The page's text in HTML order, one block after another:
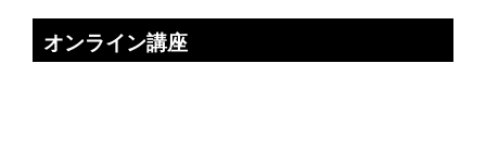
オンライン講座